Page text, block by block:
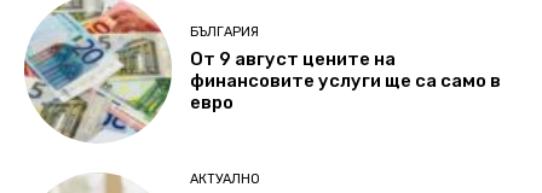
БЪЛГАРИЯ
От 9 август цените на
финансовите услуги ще са само в
евро
АКТУАЛНО